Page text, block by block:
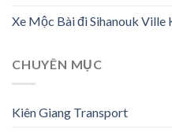
Xe Mộc Bài đi Sihanouk Ville
CHUYÊN MỤC
Kiên Giang Transport